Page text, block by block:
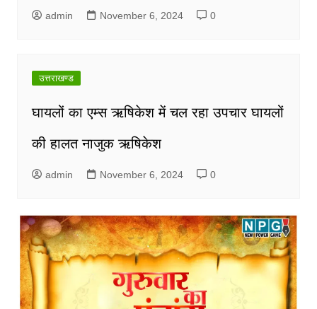
admin November 6, 2024 0
उत्तराखण्ड
घायलों का एम्स ऋषिकेश में चल रहा उपचार घायलों
की हालत नाजुक ऋषिकेश
admin November 6, 2024 0